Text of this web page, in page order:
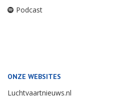
Podcast
ONZE WEBSITES
Luchtvaartnieuws.nl